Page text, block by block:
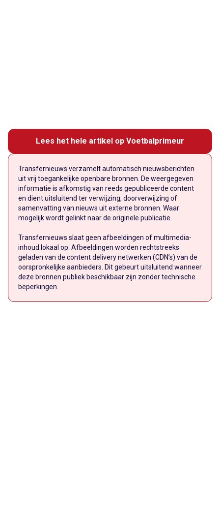
Lees het hele artikel op Voetbalprimeur
Transfernieuws verzamelt automatisch nieuwsberichten
uit vrij toegankelijke openbare bronnen. De weergegeven
informatie is afkomstig van reeds gepubliceerde content
en dient uitsluitend ter verwijzing, doorverwijzing of
samenvatting van nieuws uit externe bronnen. Waar
mogelijk wordt gelinkt naar de originele publicatie.
Transfernieuws slaat geen afbeeldingen of multimedia-
inhoud lokaal op. Afbeeldingen worden rechtstreeks
geladen van de content delivery netwerken (CDN’s) van de
oorspronkelijke aanbieders. Dit gebeurt uitsluitend wanneer
deze bronnen publiek beschikbaar zijn zonder technische
beperkingen.